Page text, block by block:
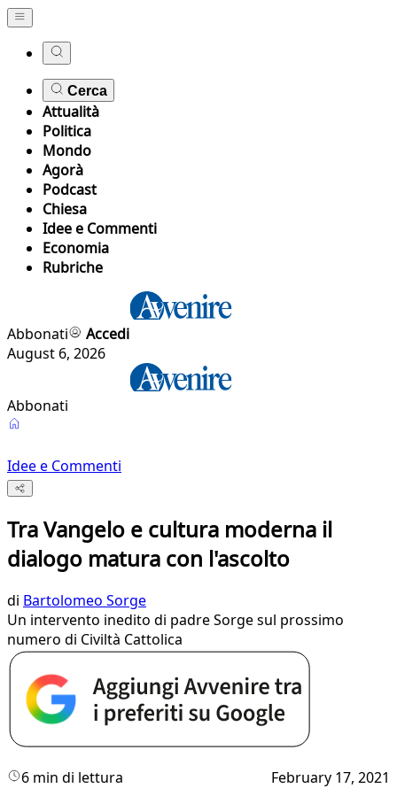
Cerca
Attualità
Politica
Mondo
Agorà
Podcast
Chiesa
Idee e Commenti
Economia
Rubriche
Abbonati
Accedi
August 6, 2026
Abbonati
Idee e Commenti
Tra Vangelo e cultura moderna il
dialogo matura con l'ascolto
di Bartolomeo Sorge
Un intervento inedito di padre Sorge sul prossimo
numero di Civiltà Cattolica
6 min di lettura February 17, 2021